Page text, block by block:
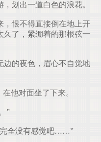
划出一道白色的浪花。
恨不得直接倒在地上开
久了，紧绷着的那根弦一
的夜色，眉心不自觉地
他对面坐了下来。
”
全没有感觉吧……”